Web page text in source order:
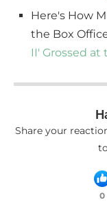
Here's How
the Box
II' Grossed at
Share your
0